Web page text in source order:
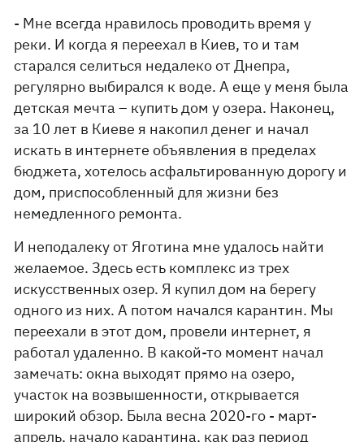
- Мне всегда нравилось проводить время у
реки. И когда я переехал в Киев, то и там
старался селиться недалеко от Днепра,
регулярно выбирался к воде. А еще у меня была
детская мечта – купить дом у озера. Наконец,
за 10 лет в Киеве я накопил денег и начал
искать в интернете объявления в пределах
бюджета, хотелось асфальтированную дорогу и
дом, приспособленный для жизни без
немедленного ремонта.
И неподалеку от Яготина мне удалось найти
желаемое. Здесь есть комплекс из трех
искусственных озер. Я купил дом на берегу
одного из них. А потом начался карантин. Мы
переехали в этот дом, провели интернет, я
работал удаленно. В какой-то момент начал
замечать: окна выходят прямо на озеро,
участок на возвышенности, открывается
широкий обзор. Была весна 2020-го - март-
апрель, начало карантина, как раз период